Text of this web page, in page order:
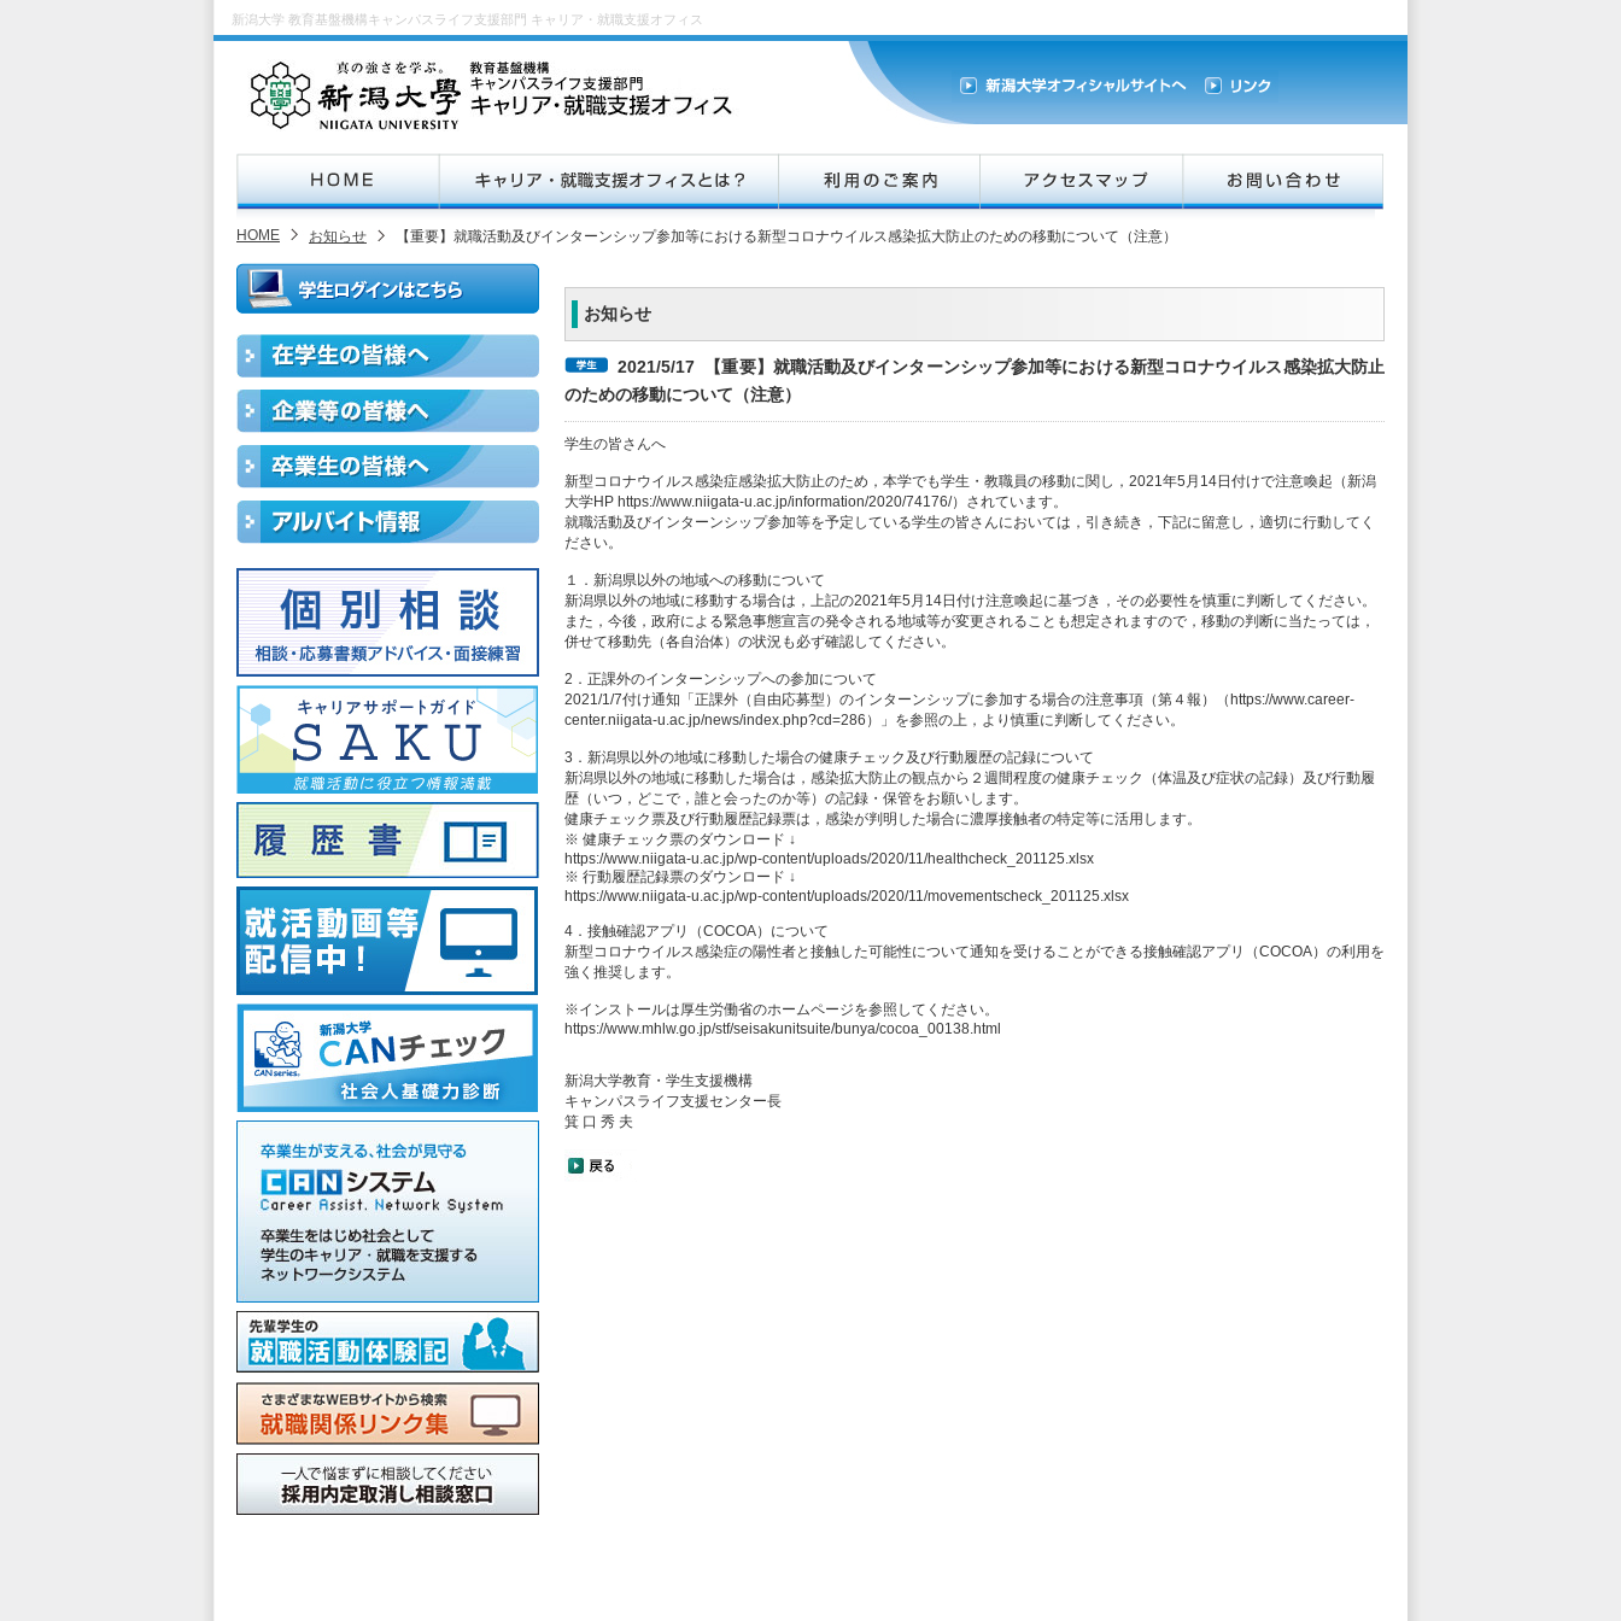
新潟大学 教育基盤機構キャンパスライフ支援部門 キャリア・就職支援オフィス
HOME お知らせ 【重要】就職活動及びインターンシップ参加等における新型コロナウイルス感染拡大防止のための移動について（注意）
お知らせ
2021/5/17 【重要】就職活動及びインターンシップ参加等における新型コロナウイルス感染拡大防止
のための移動について（注意）
学生の皆さんへ
新型コロナウイルス感染症感染拡大防止のため，本学でも学生・教職員の移動に関し，2021年5月14日付けで注意喚起（新潟
大学HP https://www.niigata-u.ac.jp/information/2020/74176/）されています。
就職活動及びインターンシップ参加等を予定している学生の皆さんにおいては，引き続き，下記に留意し，適切に行動してく
ださい。
１．新潟県以外の地域への移動について
新潟県以外の地域に移動する場合は，上記の2021年5月14日付け注意喚起に基づき，その必要性を慎重に判断してください。
また，今後，政府による緊急事態宣言の発令される地域等が変更されることも想定されますので，移動の判断に当たっては，
併せて移動先（各自治体）の状況も必ず確認してください。
2．正課外のインターンシップへの参加について
2021/1/7付け通知「正課外（自由応募型）のインターンシップに参加する場合の注意事項（第４報）（https://www.career-
center.niigata-u.ac.jp/news/index.php?cd=286）」を参照の上，より慎重に判断してください。
3．新潟県以外の地域に移動した場合の健康チェック及び行動履歴の記録について
新潟県以外の地域に移動した場合は，感染拡大防止の観点から２週間程度の健康チェック（体温及び症状の記録）及び行動履
歴（いつ，どこで，誰と会ったのか等）の記録・保管をお願いします。
健康チェック票及び行動履歴記録票は，感染が判明した場合に濃厚接触者の特定等に活用します。
※ 健康チェック票のダウンロード ↓
https://www.niigata-u.ac.jp/wp-content/uploads/2020/11/healthcheck_201125.xlsx
※ 行動履歴記録票のダウンロード ↓
https://www.niigata-u.ac.jp/wp-content/uploads/2020/11/movementscheck_201125.xlsx
4．接触確認アプリ（COCOA）について
新型コロナウイルス感染症の陽性者と接触した可能性について通知を受けることができる接触確認アプリ（COCOA）の利用を
強く推奨します。
※インストールは厚生労働省のホームページを参照してください。
https://www.mhlw.go.jp/stf/seisakunitsuite/bunya/cocoa_00138.html
新潟大学教育・学生支援機構
キャンパスライフ支援センター長
箕 口 秀 夫